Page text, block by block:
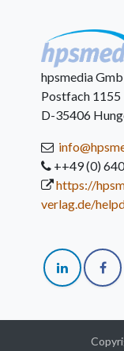
hpsmedia
Postfach 1155
D-35406
++49 (0)
https://
verlag.de/